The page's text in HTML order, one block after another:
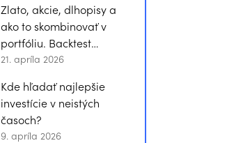
Zlato, akcie, dlhopisy a
ako to skombinovať v
portfóliu. Backtest…
21. apríla 2026
Kde hľadať najlepšie
investície v neistých
časoch?
9. apríla 2026